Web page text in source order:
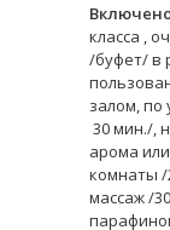
класса ,
/буфет/ в
залом, по
30 мин./,
арома
комнаты /
массаж /